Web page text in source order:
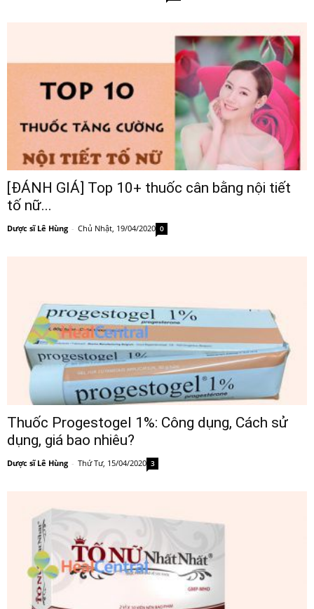
[ĐÁNH GIÁ] Top 10+ thuốc cân bằng nội tiết
tố nữ...
Dược sĩ Lê Hùng - Chủ Nhật, 19/04/2020 0
Thuốc Progestogel 1%: Công dụng, Cách sử
dụng, giá bao nhiêu?
Dược sĩ Lê Hùng - Thứ Tư, 15/04/2020 3